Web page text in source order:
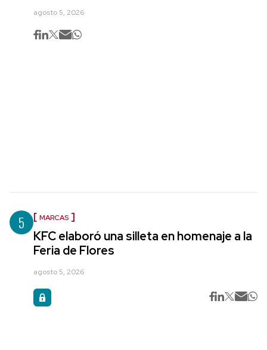
agosto 5, 2026
5 MARCAS
KFC elaboró una silleta en homenaje a la
Feria de Flores
agosto 5, 2026